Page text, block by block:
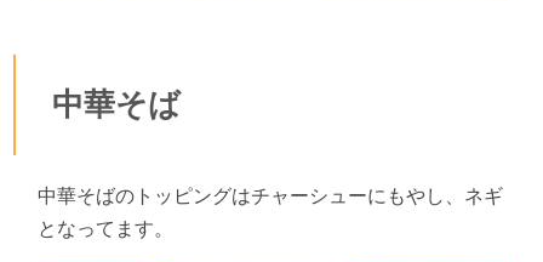
中華そば
中華そばのトッピングはチャーシューにもやし、ネギ
となってます。